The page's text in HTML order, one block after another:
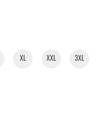
XL XXL 3XL